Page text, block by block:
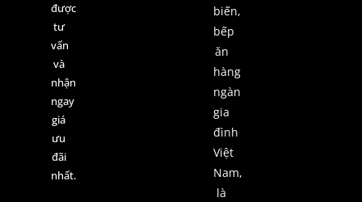
được
tư
vấn
và
nhận
ngay
giá
ưu
đãi
nhất.
biến,
bếp
ăn
hàng
ngàn
gia
đình
Việt
Nam,
là